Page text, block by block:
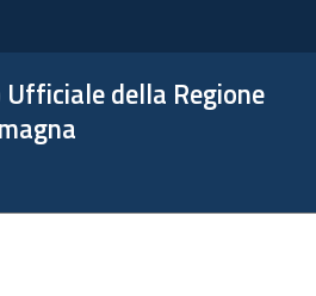
della Regione